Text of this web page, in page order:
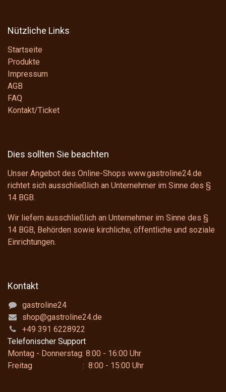
Nützliche Links
Startseite
Produkte
Impressum
AGB
FAQ
Kontakt/Ticket
Dies sollten Sie beachten
Unser Angebot des Online-Shops www.gastroline24.de
richtet sich ausschließlich an Unternehmer im Sinne des §
14 BGB.
Wir liefern ausschließlich an Unternehmer im Sinne des §
14 BGB, Behörden sowie kirchliche, öffentliche und soziale
Einrichtungen.
Kontakt
gastroline24
shop@gastroline24.de
+49 391 6228922
Telefonischer Support
Montag - Donnerstag: 8:00 - 16:00 Uhr
Freitag : 8:00 - 15:00 Uhr